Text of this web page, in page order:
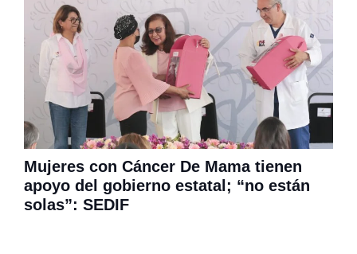
Mujeres con Cáncer De Mama tienen
apoyo del gobierno estatal; “no están
solas”: SEDIF